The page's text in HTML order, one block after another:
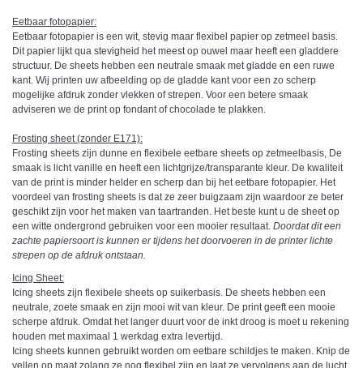
Eetbaar fotopapier:
Eetbaar fotopapier is een wit, stevig maar flexibel papier op zetmeel basis.
Dit papier lijkt qua stevigheid het meest op ouwel maar heeft een gladdere
structuur. De sheets hebben een neutrale smaak met gladde en een ruwe
kant. Wij printen uw afbeelding op de gladde kant voor een zo scherp
mogelijke afdruk zonder vlekken of strepen. Voor een betere smaak
adviseren we de print op fondant of chocolade te plakken.
Frosting sheet (zonder E171):
Frosting sheets zijn dunne en flexibele eetbare sheets op zetmeelbasis, De
smaak is licht vanille en heeft een lichtgrijze/transparante kleur. De kwaliteit
van de print is minder helder en scherp dan bij het eetbare fotopapier. Het
voordeel van frosting sheets is dat ze zeer buigzaam zijn waardoor ze beter
geschikt zijn voor het maken van taartranden. Het beste kunt u de sheet op
een witte ondergrond gebruiken voor een mooier resultaat. Doordat dit een
zachte papiersoort is kunnen er tijdens het doorvoeren in de printer lichte
strepen op de afdruk ontstaan.
Icing Sheet:
Icing sheets zijn flexibele sheets op suikerbasis. De sheets hebben een
neutrale, zoete smaak en zijn mooi wit van kleur. De print geeft een mooie
scherpe afdruk. Omdat het langer duurt voor de inkt droog is moet u rekening
houden met maximaal 1 werkdag extra levertijd.
Icing sheets kunnen gebruikt worden om eetbare schildjes te maken. Knip de
vellen op maat zolang ze nog flexibel zijn en laat ze vervolgens aan de lucht